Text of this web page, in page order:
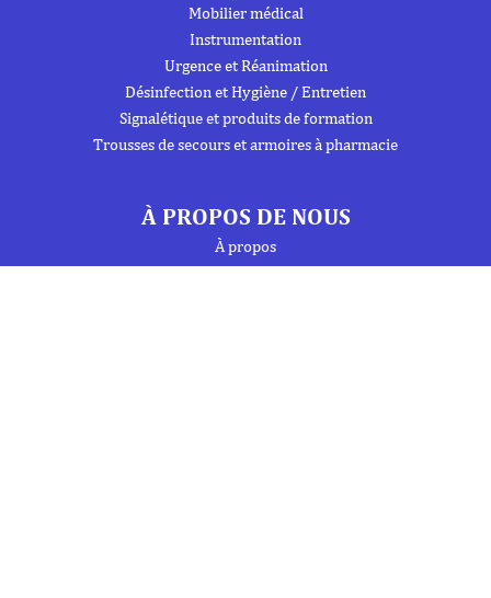
Mobilier médical
Instrumentation
Urgence et Réanimation
Désinfection et Hygiène / Entretien
Signalétique et produits de formation
Trousses de secours et armoires à pharmacie
À PROPOS DE NOUS
À propos
Flipbook